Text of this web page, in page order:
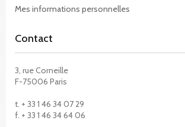
Mes informations personnelles
Contact
3, rue Corneille
F-75006 Paris
t. + 33 1 46 34 07 29
f. + 33 1 46 34 64 06